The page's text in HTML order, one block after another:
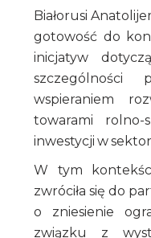
Białorusi
gotowość do
inicjatyw
szczególności
wspieraniem
towarami rolno-
inwestycji w
W tym
zwróciła się do
o zniesienie
związku z